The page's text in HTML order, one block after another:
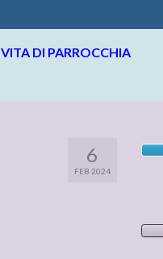
VITA DI PARROCCHIA
6
FEB 2024